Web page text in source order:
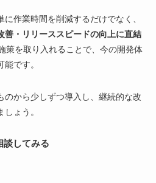
作業時間を削減するだけでなく、
善・リリーススピードの向上に直結
策を取り入れることで、今の開発体
です。
のから少しずつ導入し、継続的な改
ょう。
談してみる